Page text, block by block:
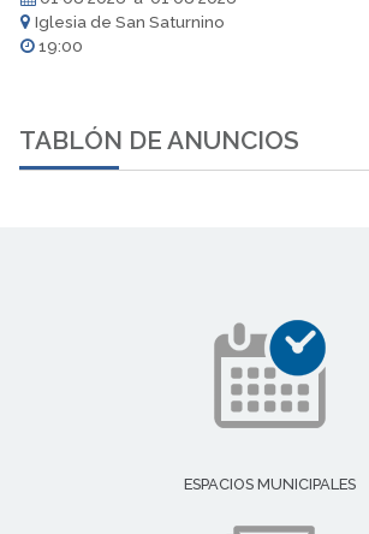
Iglesia de San Saturnino
19:00
TABLÓN DE ANUNCIOS
ESPACIOS MUNICIPALES